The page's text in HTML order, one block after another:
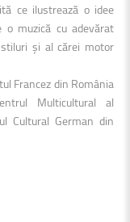
ce ilustrează o idee
muzică cu adevărat
și al cărei motor
Francez din România
Multicultural al
Cultural German din